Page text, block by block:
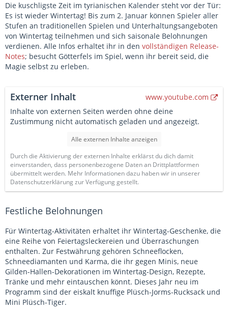
Die kuschligste Zeit im tyrianischen Kalender steht vor der Tür:
Es ist wieder Wintertag! Bis zum 2. Januar können Spieler aller
Stufen an traditionellen Spielen und Unterhaltungsangeboten
von Wintertag teilnehmen und sich saisonale Belohnungen
verdienen. Alle Infos erhaltet ihr in den vollständigen Release-
Notes; besucht Götterfels im Spiel, wenn ihr bereit seid, die
Magie selbst zu erleben.
Externer Inhalt
www.youtube.com
Inhalte von externen Seiten werden ohne deine
Zustimmung nicht automatisch geladen und angezeigt.
Alle externen Inhalte anzeigen
Durch die Aktivierung der externen Inhalte erklärst du dich damit
einverstanden, dass personenbezogene Daten an Drittplattformen
übermittelt werden. Mehr Informationen dazu haben wir in unserer
Datenschutzerklärung zur Verfügung gestellt.
Festliche Belohnungen
Für Wintertag-Aktivitäten erhaltet ihr Wintertag-Geschenke, die
eine Reihe von Feiertagsleckereien und Überraschungen
enthalten. Zur Festwährung gehören Schneeflocken,
Schneediamanten und Karma, die ihr gegen Minis, neue
Gilden-Hallen-Dekorationen im Wintertag-Design, Rezepte,
Tränke und mehr eintauschen könnt. Dieses Jahr neu im
Programm sind der eiskalt knuffige Plüsch-Jorms-Rucksack und
Mini Plüsch-Tiger.